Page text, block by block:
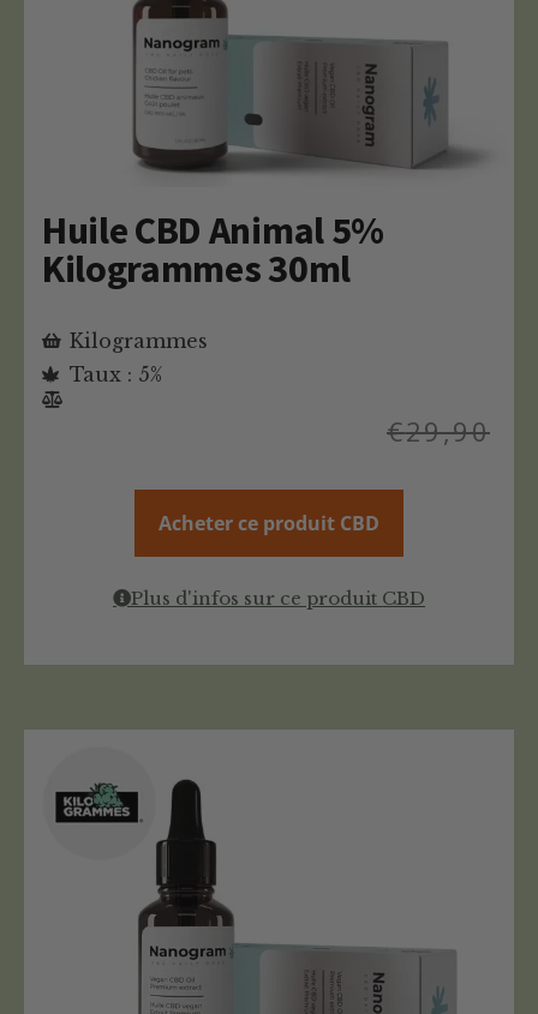
Huile CBD Animal 5%
Kilogrammes 30ml
Kilogrammes
Taux : 5%
€29,90
Acheter ce produit CBD
Plus d'infos sur ce produit CBD